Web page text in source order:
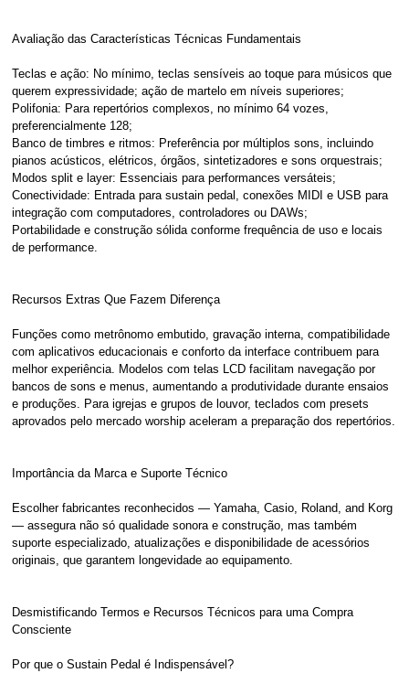
Avaliação das Características Técnicas Fundamentais
Teclas e ação: No mínimo, teclas sensíveis ao toque para músicos que
querem expressividade; ação de martelo em níveis superiores;
Polifonia: Para repertórios complexos, no mínimo 64 vozes,
preferencialmente 128;
Banco de timbres e ritmos: Preferência por múltiplos sons, incluindo
pianos acústicos, elétricos, órgãos, sintetizadores e sons orquestrais;
Modos split e layer: Essenciais para performances versáteis;
Conectividade: Entrada para sustain pedal, conexões MIDI e USB para
integração com computadores, controladores ou DAWs;
Portabilidade e construção sólida conforme frequência de uso e locais
de performance.
Recursos Extras Que Fazem Diferença
Funções como metrônomo embutido, gravação interna, compatibilidade
com aplicativos educacionais e conforto da interface contribuem para
melhor experiência. Modelos com telas LCD facilitam navegação por
bancos de sons e menus, aumentando a produtividade durante ensaios
e produções. Para igrejas e grupos de louvor, teclados com presets
aprovados pelo mercado worship aceleram a preparação dos repertórios.
Importância da Marca e Suporte Técnico
Escolher fabricantes reconhecidos — Yamaha, Casio, Roland, and Korg
— assegura não só qualidade sonora e construção, mas também
suporte especializado, atualizações e disponibilidade de acessórios
originais, que garantem longevidade ao equipamento.
Desmistificando Termos e Recursos Técnicos para uma Compra
Consciente
Por que o Sustain Pedal é Indispensável?